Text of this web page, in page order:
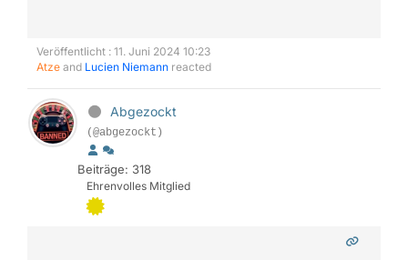
Veröffentlicht : 11. Juni 2024 10:23
Atze and Lucien Niemann reacted
Abgezockt
(@abgezockt)
Beiträge: 318
Ehrenvolles Mitglied